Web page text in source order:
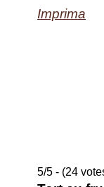
Imprima
5/5 - (24